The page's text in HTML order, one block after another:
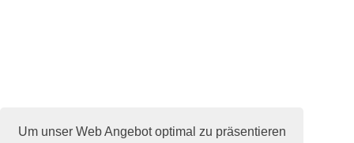
Um unser Web Angebot optimal zu präsentieren